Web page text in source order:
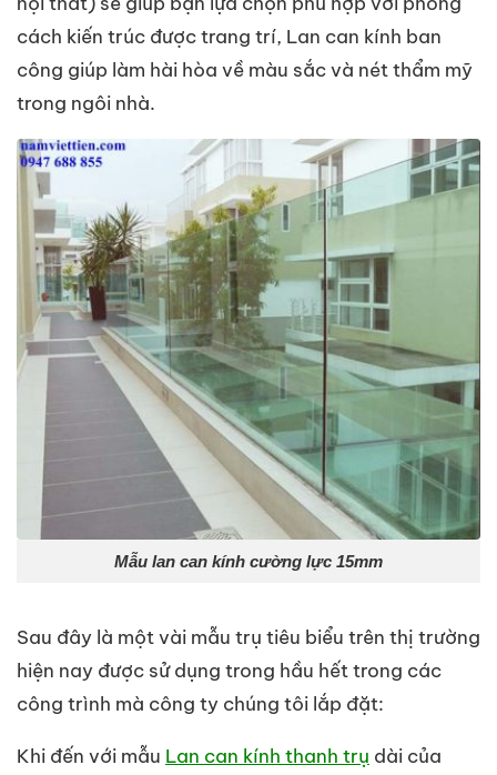
cách kiến trúc được trang trí, Lan can kính ban
công giúp làm hài hòa về màu sắc và nét thẩm mỹ
trong ngôi nhà.
Mẫu lan can kính cường lực 15mm
Sau đây là một vài mẫu trụ tiêu biểu trên thị trường
hiện nay được sử dụng trong hầu hết trong các
công trình mà công ty chúng tôi lắp đặt:
Khi đến với mẫu Lan can kính thanh trụ dài của